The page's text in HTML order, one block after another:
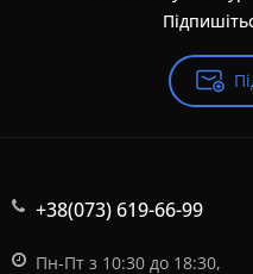
+38(073) 619-66-99
Пн-Пт з 10:30 до 18:30,